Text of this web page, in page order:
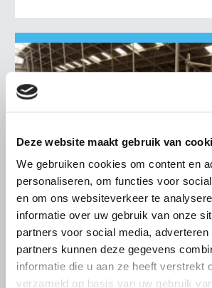
Deze website maakt gebruik van
We gebruiken cookies om content en
personaliseren, om functies voor
en om ons websiteverkeer te
informatie over uw gebruik van onze
partners voor social media,
partners kunnen deze gegevens
informatie die u aan ze heeft verstrekt
verzameld op basis van uw gebruik
LTO LOBBY
6 AUGUSTUS 2026